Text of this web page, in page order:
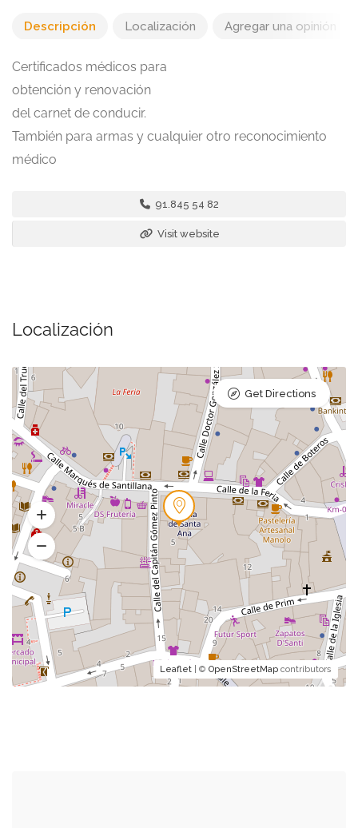
Descripción Localización Agregar una opinión
Certificados médicos para
obtención y renovación
del carnet de conducir.
También para armas y cualquier otro reconocimiento
médico
91.845 54 82
Visit website
Localización
Leaflet | © OpenStreetMap contributors
Get Directions